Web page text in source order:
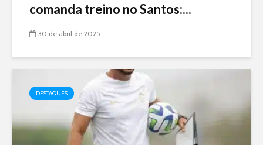
comanda treino no Santos:...
30 de abril de 2025
DESTAQUES